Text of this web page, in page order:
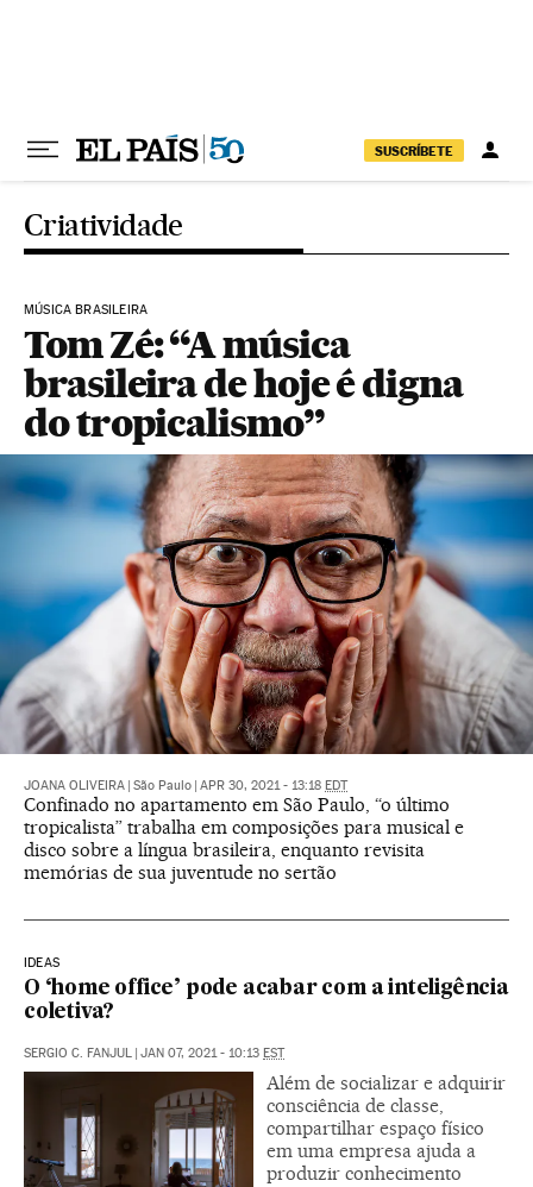
SUSCRÍBETE
Criatividade
MÚSICA BRASILEIRA
Tom Zé: “A música
brasileira de hoje é digna
do tropicalismo”
JOANA OLIVEIRA São Paulo APR 30, 2021 - 13:18 EDT
Confinado no apartamento em São Paulo, “o último
tropicalista” trabalha em composições para musical e
disco sobre a língua brasileira, enquanto revisita
memórias de sua juventude no sertão
IDEAS
O ‘home office’ pode acabar com a inteligência
coletiva?
SERGIO C. FANJUL JAN 07, 2021 - 10:13 EST
Além de socializar e adquirir
consciência de classe,
compartilhar espaço físico
em uma empresa ajuda a
produzir conhecimento